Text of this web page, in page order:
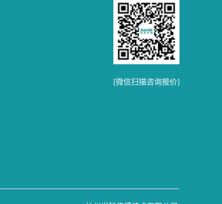
[微信扫描咨询报价]